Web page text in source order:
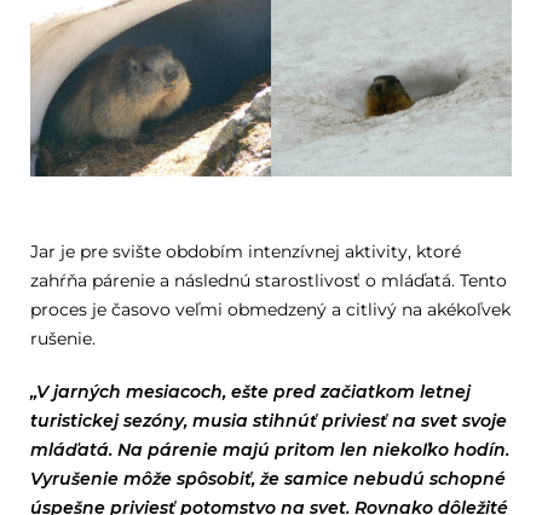
Jar je pre svište obdobím intenzívnej aktivity, ktoré
zahŕňa párenie a následnú starostlivosť o mláďatá. Tento
proces je časovo veľmi obmedzený a citlivý na akékoľvek
rušenie.
„V jarných mesiacoch, ešte pred začiatkom letnej
turistickej sezóny, musia stihnúť priviesť na svet svoje
mláďatá. Na párenie majú pritom len niekoľko hodín.
Vyrušenie môže spôsobiť, že samice nebudú schopné
úspešne priviesť potomstvo na svet. Rovnako dôležité